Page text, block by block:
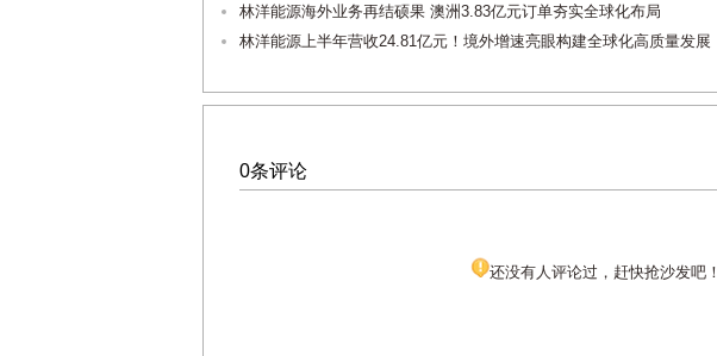
林洋能源海外业务再结硕果 澳洲3.83亿元订单夯实全球化布局
林洋能源上半年营收24.81亿元！境外增速亮眼构建全球化高质量发展
0条评论
还没有人评论过，赶快抢沙发吧！